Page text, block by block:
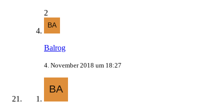
2
Balrog
4. November 2018 um 18:27